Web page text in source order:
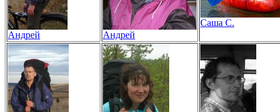
Андрей Андрей
Саша С.